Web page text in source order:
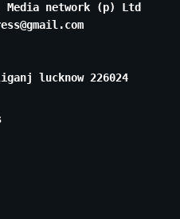
network (p) Ltd
lucknow 226024